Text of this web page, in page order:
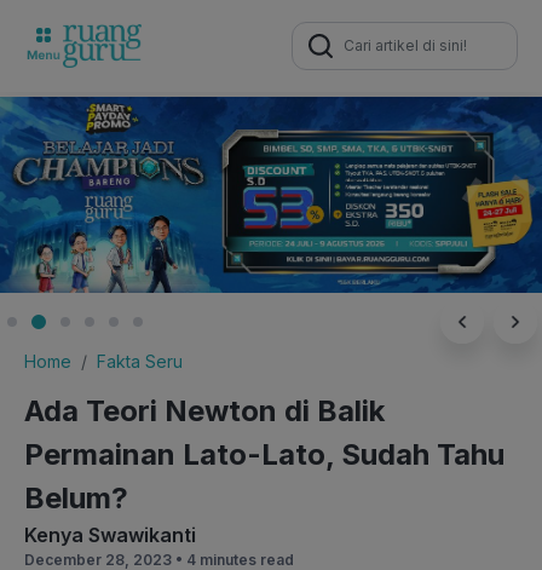
Search
for:
Home Fakta Seru
Ada Teori Newton di Balik
Permainan Lato-Lato, Sudah Tahu
Belum?
Kenya Swawikanti
December 28, 2023 • 4 minutes read